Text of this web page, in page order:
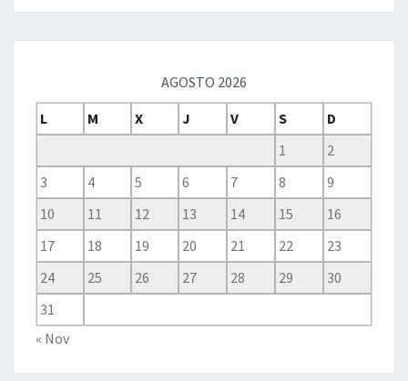
AGOSTO 2026
L
M X J V S
D
1
2
3
4 5 6 7 8
9
10
11 12 13 14 15
16
17
18 19 20 21 22
23
24
25 26 27 28 29
30
31
« Nov